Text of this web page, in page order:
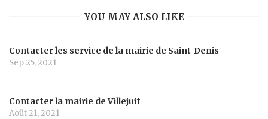
YOU MAY ALSO LIKE
Contacter les service de la mairie de Saint-Denis
Sep 25, 2021
Contacter la mairie de Villejuif
Août 21, 2021